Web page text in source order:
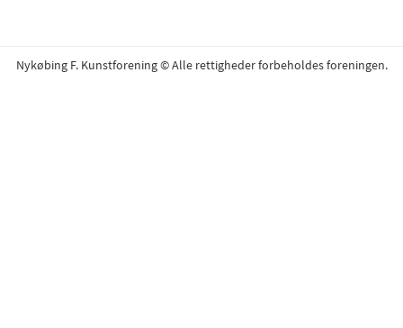
Nykøbing F. Kunstforening © Alle rettigheder forbeholdes foreningen.